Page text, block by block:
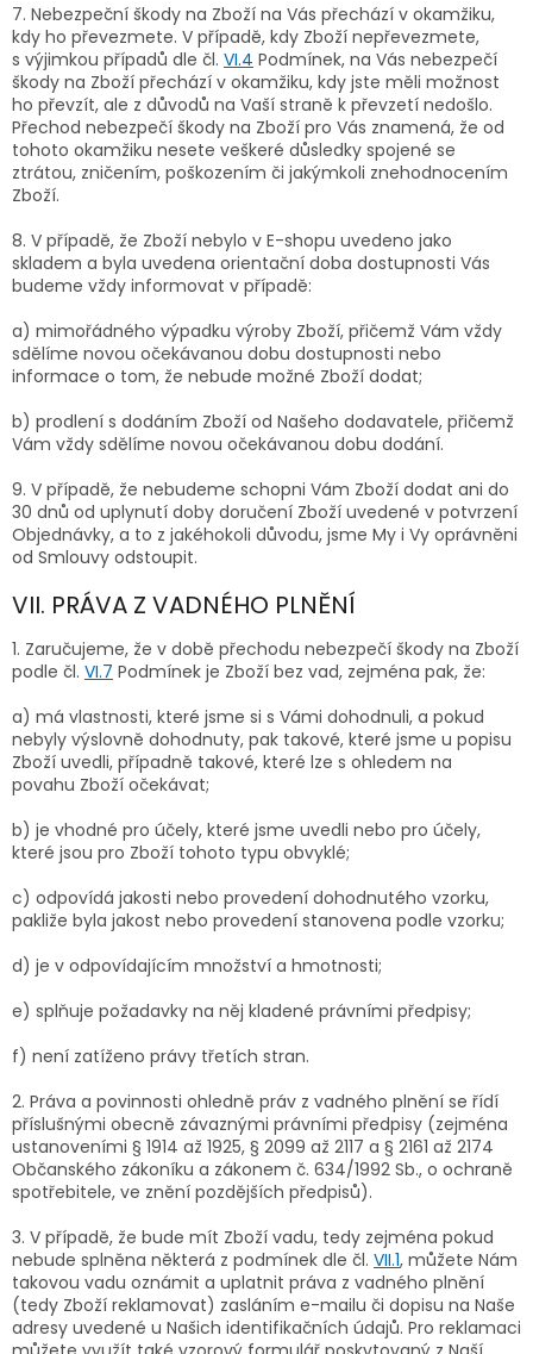
7. Nebezpeční škody na Zboží na Vás přechází v okamžiku,
kdy ho převezmete. V případě, kdy Zboží nepřevezmete,
s výjimkou případů dle čl. VI.4 Podmínek, na Vás nebezpečí
škody na Zboží přechází v okamžiku, kdy jste měli možnost
ho převzít, ale z důvodů na Vaší straně k převzetí nedošlo.
Přechod nebezpečí škody na Zboží pro Vás znamená, že od
tohoto okamžiku nesete veškeré důsledky spojené se
ztrátou, zničením, poškozením či jakýmkoli znehodnocením
Zboží.
8. V případě, že Zboží nebylo v E-shopu uvedeno jako
skladem a byla uvedena orientační doba dostupnosti Vás
budeme vždy informovat v případě:
a) mimořádného výpadku výroby Zboží, přičemž Vám vždy
sdělíme novou očekávanou dobu dostupnosti nebo
informace o tom, že nebude možné Zboží dodat;
b) prodlení s dodáním Zboží od Našeho dodavatele, přičemž
Vám vždy sdělíme novou očekávanou dobu dodání.
9. V případě, že nebudeme schopni Vám Zboží dodat ani do
30 dnů od uplynutí doby doručení Zboží uvedené v potvrzení
Objednávky, a to z jakéhokoli důvodu, jsme My i Vy oprávněni
od Smlouvy odstoupit.
VII. PRÁVA Z VADNÉHO PLNĚNÍ
1. Zaručujeme, že v době přechodu nebezpečí škody na Zboží
podle čl. VI.7 Podmínek je Zboží bez vad, zejména pak, že:
a) má vlastnosti, které jsme si s Vámi dohodnuli, a pokud
nebyly výslovně dohodnuty, pak takové, které jsme u popisu
Zboží uvedli, případně takové, které lze s ohledem na
povahu Zboží očekávat;
b) je vhodné pro účely, které jsme uvedli nebo pro účely,
které jsou pro Zboží tohoto typu obvyklé;
c) odpovídá jakosti nebo provedení dohodnutého vzorku,
pakliže byla jakost nebo provedení stanovena podle vzorku;
d) je v odpovídajícím množství a hmotnosti;
e) splňuje požadavky na něj kladené právními předpisy;
f) není zatíženo právy třetích stran.
2. Práva a povinnosti ohledně práv z vadného plnění se řídí
příslušnými obecně závaznými právními předpisy (zejména
ustanoveními § 1914 až 1925, § 2099 až 2117 a § 2161 až 2174
Občanského zákoníku a zákonem č. 634/1992 Sb., o ochraně
spotřebitele, ve znění pozdějších předpisů).
3. V případě, že bude mít Zboží vadu, tedy zejména pokud
nebude splněna některá z podmínek dle čl. VII.1, můžete Nám
takovou vadu oznámit a uplatnit práva z vadného plnění
(tedy Zboží reklamovat) zasláním e-mailu či dopisu na Naše
adresy uvedené u Našich identifikačních údajů. Pro reklamaci